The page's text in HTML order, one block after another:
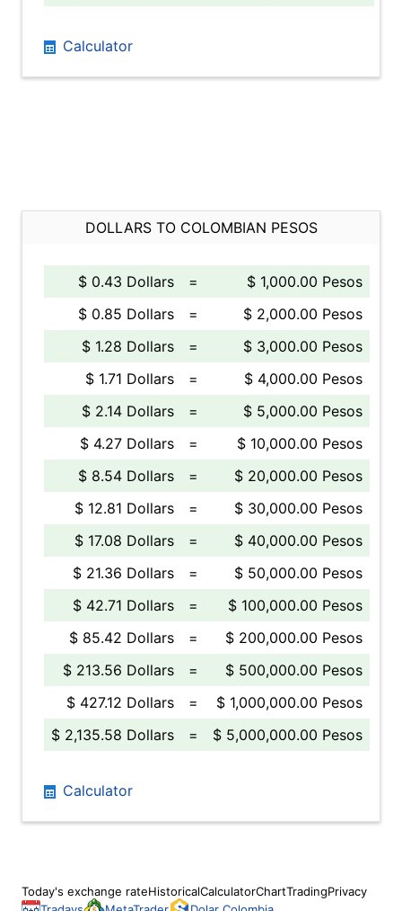
Calculator
DOLLARS TO COLOMBIAN PESOS
$ 0.43 Dollars =
$ 1,000.00 Pesos
$ 0.85 Dollars
=
$ 2,000.00 Pesos
$ 1.28 Dollars
=
$ 3,000.00 Pesos
$ 1.71 Dollars
=
$ 4,000.00 Pesos
$ 2.14 Dollars
=
$ 5,000.00 Pesos
$ 4.27 Dollars
=
$ 10,000.00 Pesos
$ 8.54 Dollars
=
$ 20,000.00 Pesos
$ 12.81 Dollars
=
$ 30,000.00 Pesos
$ 17.08 Dollars
=
$ 40,000.00 Pesos
$ 21.36 Dollars
=
$ 50,000.00 Pesos
$ 42.71 Dollars
=
$ 100,000.00 Pesos
$ 85.42 Dollars
=
$ 200,000.00 Pesos
$ 213.56 Dollars
=
$ 500,000.00 Pesos
$ 427.12 Dollars
=
$ 1,000,000.00 Pesos
$ 2,135.58 Dollars
= $ 5,000,000.00 Pesos
Calculator
Today's exchange rateHistoricalCalculatorChartTradingPrivacy